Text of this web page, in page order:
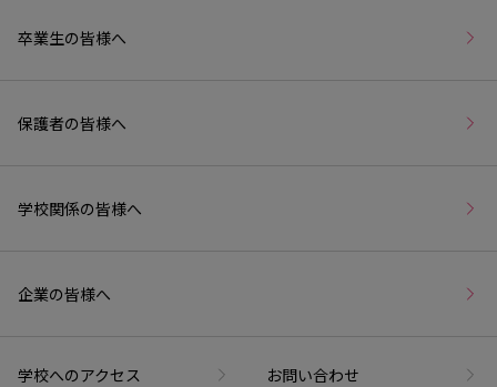
卒業生の皆様へ
保護者の皆様へ
学校関係の皆様へ
企業の皆様へ
学校へのアクセス お問い合わせ